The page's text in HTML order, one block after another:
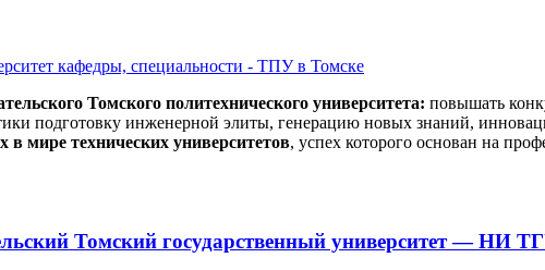
Томского политехнического университета: повышать
подготовку инженерной элиты, генерацию новых знаний,
в мире технических университетов, успех которого основан на
Томский государственный университет — НИ